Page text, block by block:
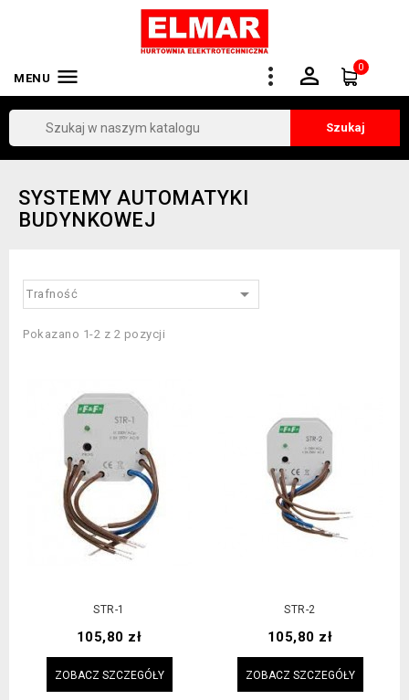
MENU  0

Szukaj
SYSTEMY AUTOMATYKI
BUDYNKOWEJ
Trafność 
Pokazano 1-2 z 2 pozycji
STR-1
Cena
105,80 zł
ZOBACZ SZCZEGÓŁY
STR-2
Cena
105,80 zł
ZOBACZ SZCZEGÓŁY